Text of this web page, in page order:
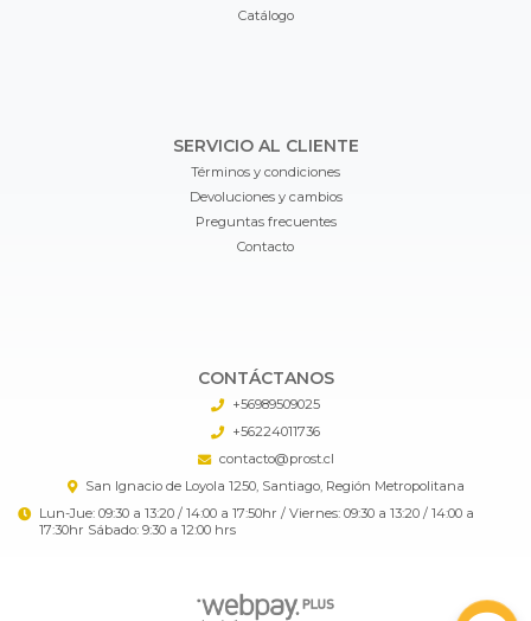
Catálogo
SERVICIO AL CLIENTE
Términos y condiciones
Devoluciones y cambios
Preguntas frecuentes
Contacto
CONTÁCTANOS
+56989509025
+56224011736
contacto@prost.cl
San Ignacio de Loyola 1250, Santiago, Región Metropolitana
Lun-Jue: 09:30 a 13:20 / 14:00 a 17:50hr / Viernes: 09:30 a 13:20 / 14:00 a
17:30hr Sábado: 9:30 a 12:00 hrs